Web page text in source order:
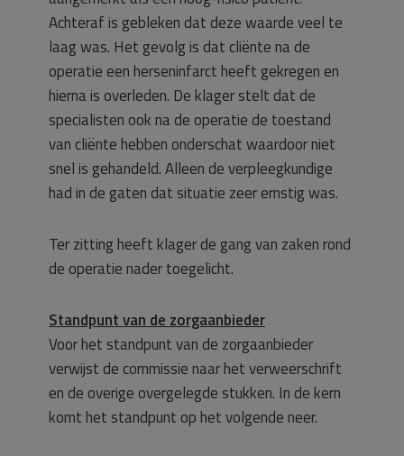
Achteraf is gebleken dat deze waarde veel te
laag was. Het gevolg is dat cliënte na de
operatie een herseninfarct heeft gekregen en
hierna is overleden. De klager stelt dat de
specialisten ook na de operatie de toestand
van cliënte hebben onderschat waardoor niet
snel is gehandeld. Alleen de verpleegkundige
had in de gaten dat situatie zeer ernstig was.
Ter zitting heeft klager de gang van zaken rond
de operatie nader toegelicht.
Standpunt van de zorgaanbieder
Voor het standpunt van de zorgaanbieder
verwijst de commissie naar het verweerschrift
en de overige overgelegde stukken. In de kern
komt het standpunt op het volgende neer.